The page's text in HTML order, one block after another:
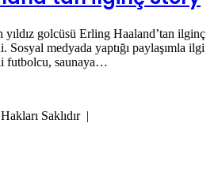
yıldız golcüsü Erling Haaland’tan ilginç
Sosyal medyada yaptığı paylaşımla ilgi
futbolcu, saunaya…
Saklıdır |